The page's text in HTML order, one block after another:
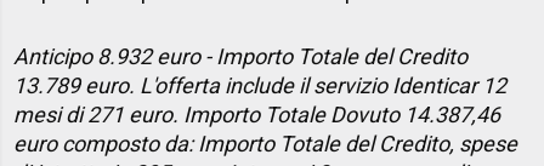
Anticipo 8.932 euro - Importo Totale del Credito
13.789 euro. L'offerta include il servizio Identicar 12
mesi di 271 euro. Importo Totale Dovuto 14.387,46
euro composto da: Importo Totale del Credito, spese